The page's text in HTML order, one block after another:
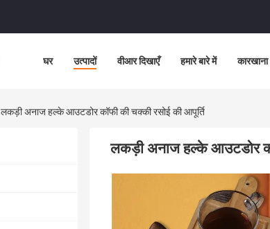
घर उत्पादों वीआर दिखाएँ हमारे बारे में
लकड़ी अनाज हल्के आउटडोर कॉफी की चक्की रसोई की आपूर्ति
लकड़ी अनाज हल्के आउटडोर